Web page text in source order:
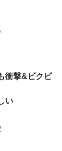
衝撃&ビクビ
い